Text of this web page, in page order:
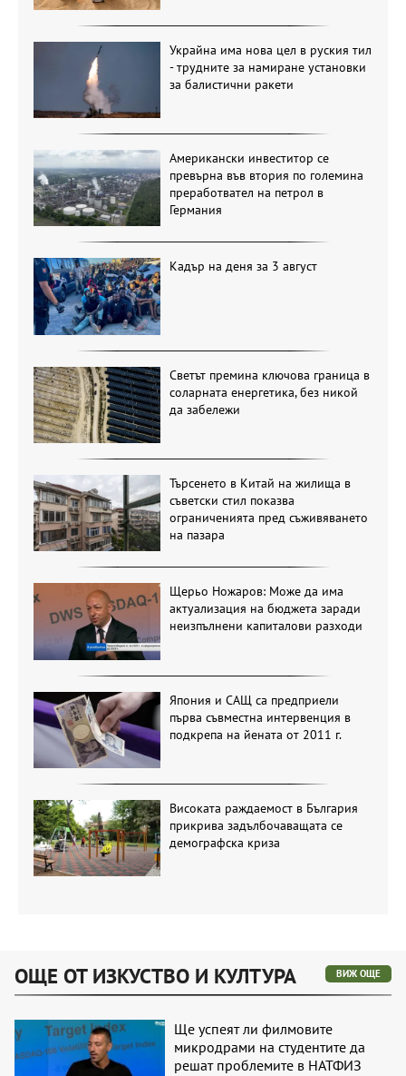
Украйна има нова цел в руския тил
- трудните за намиране установки
за балистични ракети
Американски инвеститор се
превърна във втория по големина
преработвател на петрол в
Германия
Кадър на деня за 3 август
Светът премина ключова граница в
соларната енергетика, без никой
да забележи
Търсенето в Китай на жилища в
съветски стил показва
ограниченията пред съживяването
на пазара
Щерьо Ножаров: Може да има
актуализация на бюджета заради
неизпълнени капиталови разходи
Япония и САЩ са предприели
първа съвместна интервенция в
подкрепа на йената от 2011 г.
Високата раждаемост в България
прикрива задълбочаващата се
демографска криза
ОЩЕ ОТ ИЗКУСТВО И КУЛТУРА ВИЖ ОЩЕ
Ще успеят ли филмовите
микродрами на студентите да
решат проблемите в НАТФИЗ